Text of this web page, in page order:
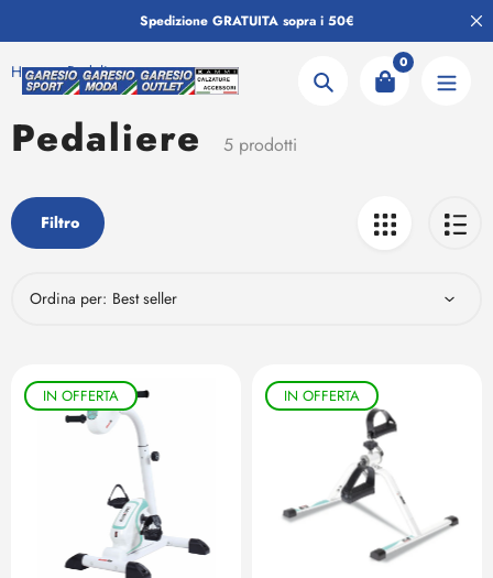
al
contenuto
Spedizione GRATUITA sopra i 50€
Ricerca
0
Home Pedaliere
Collezione:
Pedaliere 5 prodotti
Filtro
Ordina per:
IN OFFERTA IN OFFERTA